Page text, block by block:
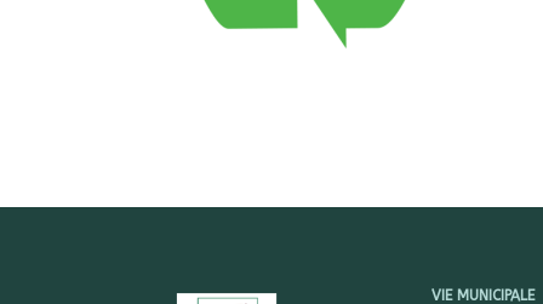
VIE MUNICIPALE